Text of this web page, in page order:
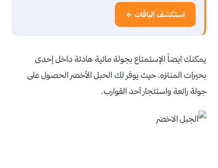
استكشف الباقات ←
يمكنك ايضاً الإستمتاع بجولة مائية هادئة داخل إحدى
بحيرات المنتزه، حيث يوفر لك الحبل الأخضر الحصول على
جولة رائعة واستئجار أحد القوارب.